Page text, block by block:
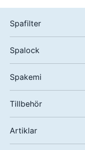
Spafilter
Spalock
Spakemi
Tillbehör
Artiklar